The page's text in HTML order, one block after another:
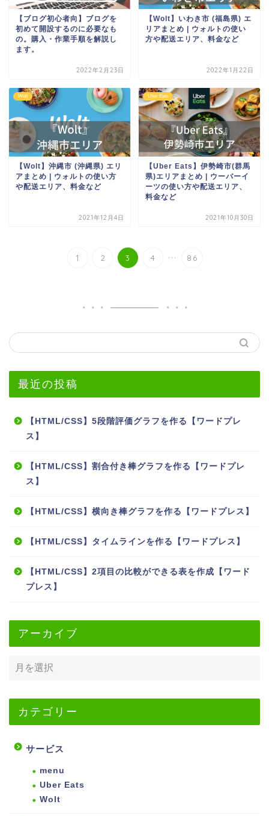
【ブログ初心者向】ブログを
初めて開設するのに必要なも
の。購入・作業手順を解説し
ます。
2022年2月23日
【Wolt】いわき市 (福島県) エ
リアまとめ | ウォルトの使い
方や配送エリア、料金など
2022年1月22日
Wolt
【Wolt】沖縄市 (沖縄県) エリ
アまとめ | ウォルトの使い方
や配送エリア、料金など
2021年12月4日
Uber Eats
【Uber Eats】伊勢崎市(群馬
県)エリアまとめ | ウーバーイ
ーツの使い方や配送エリア、
料金など
2021年10月30日
1 2 3 4 ... 86
最近の投稿
【HTML/CSS】5段階評価グラフを作る【ワードプレ
ス】
【HTML/CSS】割合付き棒グラフを作る【ワードプレ
ス】
【HTML/CSS】横向き棒グラフを作る【ワードプレス】
【HTML/CSS】タイムラインを作る【ワードプレス】
【HTML/CSS】2項目の比較ができる表を作成【ワード
プレス】
アーカイブ
カテゴリー
サービス
menu
Uber Eats
Wolt